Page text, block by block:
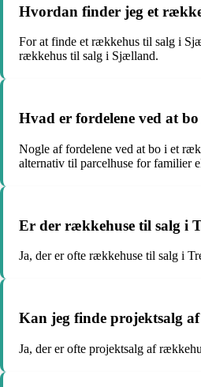
Hvordan finder jeg et
For at finde et rækkehus til salg i
rækkehus til salg i Sjælland.
Hvad er fordelene ved at
Nogle af fordelene ved at bo i et
alternativ til parcelhuse for familier
Er der rækkehuse til salg i
Ja, der er ofte rækkehuse til salg i
Kan jeg finde projektsalg
Ja, der er ofte projektsalg af